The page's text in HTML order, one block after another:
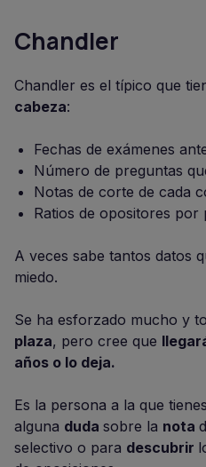
Chandler
Chandler es el típico que
cabeza:
Fechas de exámenes
Número de preguntas
Notas de corte de cada
Ratios de opositores por
A veces sabe tantos datos
miedo.
Se ha esforzado mucho y
plaza, pero cree que
años o lo deja.
Es la persona a la que
alguna duda sobre la nota
selectivo o para descubrir